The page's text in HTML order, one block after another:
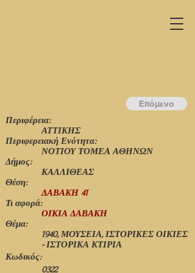
Περιφέρεια:
ΝΟΤΙΟΥ ΤΟΜΕΑ ΑΘΗΝΩΝ
ΑΤΤΙΚΗΣ
Περιφερειακή Ενότητα:
ΚΑΛΛΙΘΕΑΣ
Δήμος:
Θέση:
ΔΑΒΑΚΗ 41
Τι αφορά:
ΟΙΚΙΑ ΔΑΒΑΚΗ
Θέμα:
1940, ΜΟΥΣΕΙΑ, ΙΣΤΟΡΙΚΕΣ ΟΙΚΙΕΣ
- ΙΣΤΟΡΙΚΑ ΚΤΙΡΙΑ
Κωδικός:
0322
Επόμενο